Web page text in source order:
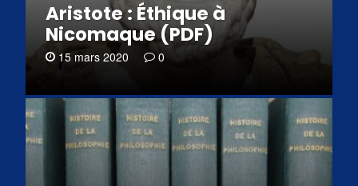
Aristote : Éthique à
Nicomaque (PDF)
15 mars 2020 0